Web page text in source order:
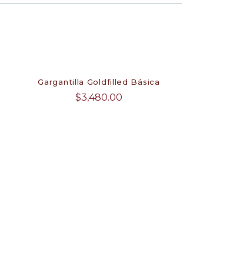
Gargantilla Goldfilled Básica
$3,480.00